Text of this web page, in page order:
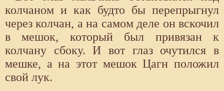
колчаном и как будто бы перепрыгнул
через колчан, а на самом деле он вскочил
в мешок, который был привязан к
колчану сбоку. И вот глаз очутился в
мешке, а на этот мешок Цагн положил
свой лук.